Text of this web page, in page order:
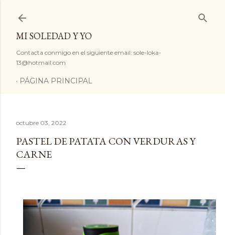
MI SOLEDAD Y YO
Contacta conmigo en el siguiente email: sole-loka-
13@hotmail.com
PÁGINA PRINCIPAL
octubre 03, 2022
PASTEL DE PATATA CON VERDURAS Y
CARNE